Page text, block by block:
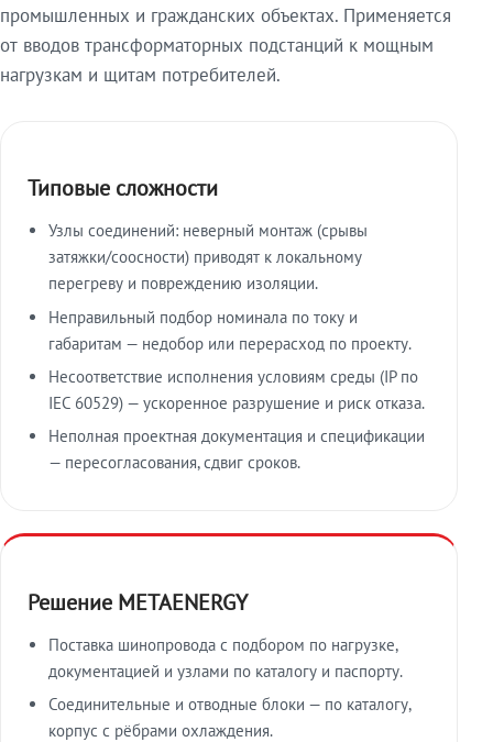
промышленных и гражданских объектах. Применяется
от вводов трансформаторных подстанций к мощным
нагрузкам и щитам потребителей.
Типовые сложности
Узлы соединений: неверный монтаж (срывы
затяжки/соосности) приводят к локальному
перегреву и повреждению изоляции.
Неправильный подбор номинала по току и
габаритам — недобор или перерасход по проекту.
Несоответствие исполнения условиям среды (IP по
IEC 60529) — ускоренное разрушение и риск отказа.
Неполная проектная документация и спецификации
— пересогласования, сдвиг сроков.
Решение METAENERGY
Поставка шинопровода с подбором по нагрузке,
документацией и узлами по каталогу и паспорту.
Соединительные и отводные блоки — по каталогу,
корпус с рёбрами охлаждения.